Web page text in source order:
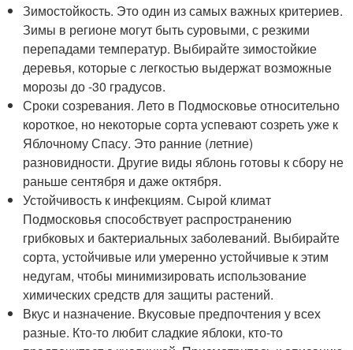
Зимостойкость. Это один из самых важных критериев.
Зимы в регионе могут быть суровыми, с резкими
перепадами температур. Выбирайте зимостойкие
деревья, которые с легкостью выдержат возможные
морозы до -30 градусов.
Сроки созревания. Лето в Подмосковье относительно
короткое, но некоторые сорта успевают созреть уже к
Яблочному Спасу. Это ранние (летние)
разновидности. Другие виды яблонь готовы к сбору не
раньше сентября и даже октября.
Устойчивость к инфекциям. Сырой климат
Подмосковья способствует распространению
грибковых и бактериальных заболеваний. Выбирайте
сорта, устойчивые или умеренно устойчивые к этим
недугам, чтобы минимизировать использование
химических средств для защиты растений.
Вкус и назначение. Вкусовые предпочтения у всех
разные. Кто-то любит сладкие яблоки, кто-то